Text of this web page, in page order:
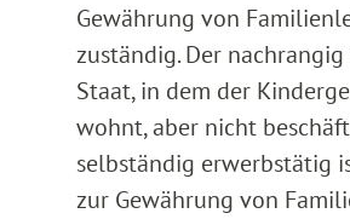
Gewährung von
zuständig. Der
Staat, in dem der
wohnt, aber nicht
selbständig erwerbstätig
zur Gewährung von